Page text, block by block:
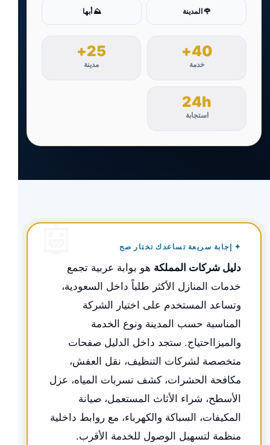
🌹 المدينة ⛰️ أبها
40+
خدمة
25+
مدينة
24h
استجابة
✦ إجابة سريعة تساعدك تختار صح
دليل شركات المملكة هو بوابة عربية تجمع
خدمات المنازل الأكثر طلباً داخل السعودية،
وتساعد المستخدم على اختيار الشركة
المناسبة حسب المدينة ونوع الخدمة
والميزااحتياج. ستجد داخل الدليل صفحات
متخصصة لشركات التنظيف، نقل العفش،
مكافحة الحشرات، كشف تسربات المياه، عزل
الأسطح، شراء الأثاث المستعمل، صيانة
المكيفات، السباكة والكهرباء، مع روابط داخلية
منظمة لتسهيل الوصول للخدمة الأقرب.